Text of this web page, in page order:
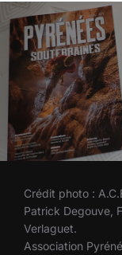
de
entradas
Crédit photo :
Patrick Degouve,
Verlaguet.
Association